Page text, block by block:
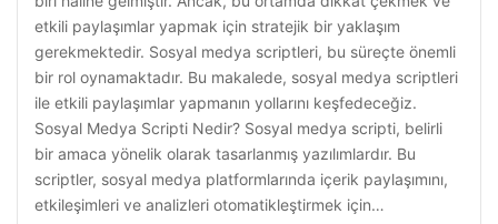
etkili paylaşımlar yapmak için stratejik bir yaklaşım
gerekmektedir. Sosyal medya scriptleri, bu süreçte önemli
bir rol oynamaktadır. Bu makalede, sosyal medya scriptleri
ile etkili paylaşımlar yapmanın yollarını keşfedeceğiz.
Sosyal Medya Scripti Nedir? Sosyal medya scripti, belirli
bir amaca yönelik olarak tasarlanmış yazılımlardır. Bu
scriptler, sosyal medya platformlarında içerik paylaşımını,
etkileşimleri ve analizleri otomatikleştirmek için…